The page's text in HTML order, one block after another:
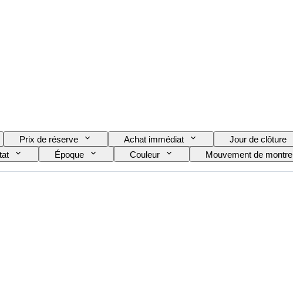
Prix de réserve Achat immédiat Jour de clôture
Époque Couleur
Mouvement de montre
Diamètre du boîtier Modèle